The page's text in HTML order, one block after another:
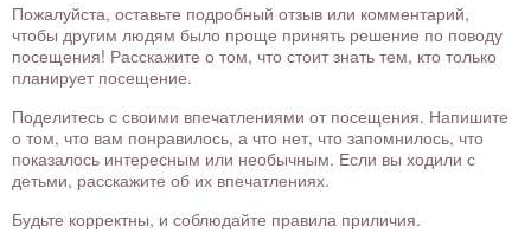
Пожалуйста, оставьте подробный отзыв или комментарий,
чтобы другим людям было проще принять решение по поводу
посещения! Расскажите о том, что стоит знать тем, кто только
планирует посещение.
Поделитесь с своими впечатлениями от посещения. Напишите
о том, что вам понравилось, а что нет, что запомнилось, что
показалось интересным или необычным. Если вы ходили с
детьми, расскажите об их впечатлениях.
Будьте корректны, и соблюдайте правила приличия.